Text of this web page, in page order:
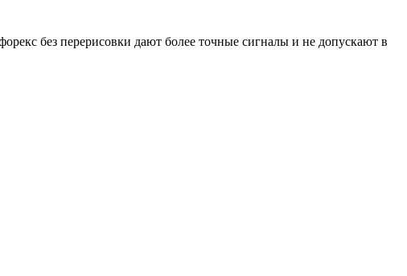
без перерисовки дают более точные сигналы и не допускают в